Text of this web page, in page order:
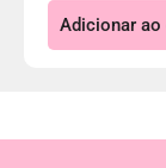
Adicionar ao